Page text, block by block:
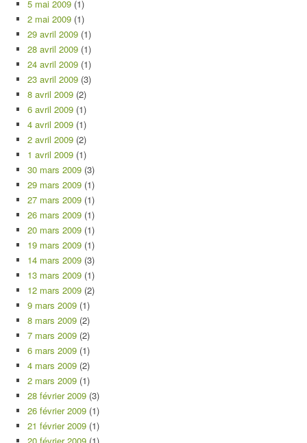
5 mai 2009 (1)
2 mai 2009 (1)
29 avril 2009 (1)
28 avril 2009 (1)
24 avril 2009 (1)
23 avril 2009 (3)
8 avril 2009 (2)
6 avril 2009 (1)
4 avril 2009 (1)
2 avril 2009 (2)
1 avril 2009 (1)
30 mars 2009 (3)
29 mars 2009 (1)
27 mars 2009 (1)
26 mars 2009 (1)
20 mars 2009 (1)
19 mars 2009 (1)
14 mars 2009 (3)
13 mars 2009 (1)
12 mars 2009 (2)
9 mars 2009 (1)
8 mars 2009 (2)
7 mars 2009 (2)
6 mars 2009 (1)
4 mars 2009 (2)
2 mars 2009 (1)
28 février 2009 (3)
26 février 2009 (1)
21 février 2009 (1)